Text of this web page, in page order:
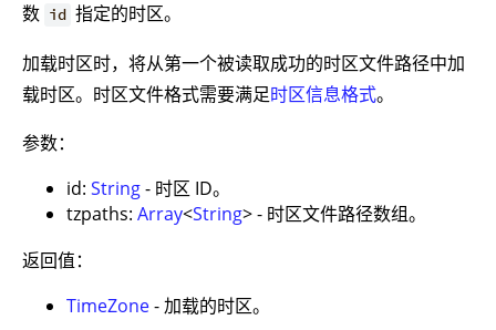
数 id 指定的时区。
加载时区时，将从第一个被读取成功的时区文件路径中加
载时区。时区文件格式需要满足时区信息格式。
参数：
id: String- 时区 ID。
tzpaths: Array<String> - 时区文件路径数组。
返回值：
TimeZone- 加载的时区。